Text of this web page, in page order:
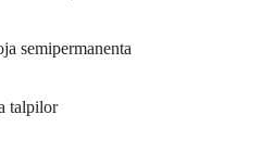
semipermanenta
talpilor